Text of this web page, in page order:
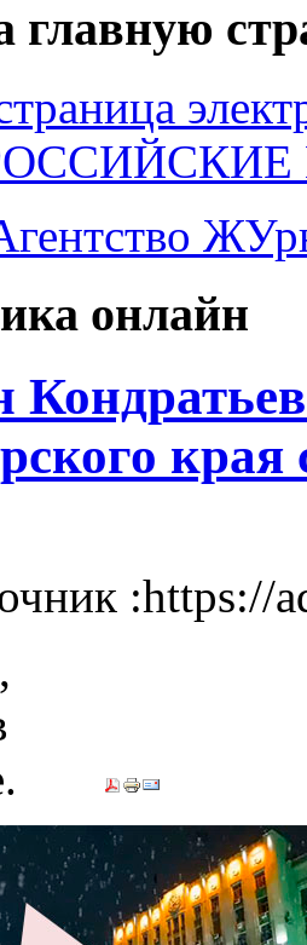
главную
онлайн
:https://